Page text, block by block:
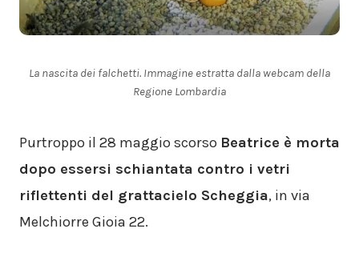
La nascita dei falchetti. Immagine estratta dalla webcam della
Regione Lombardia
Purtroppo il 28 maggio scorso Beatrice è morta
dopo essersi schiantata contro i vetri
riflettenti del grattacielo Scheggia, in via
Melchiorre Gioia 22.